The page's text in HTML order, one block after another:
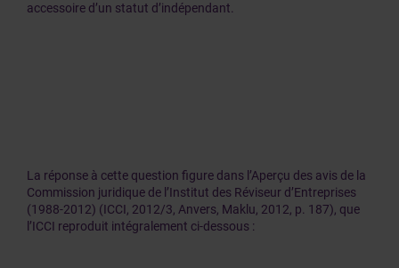
accessoire d’un statut d’indépendant.
La réponse à cette question figure dans l’Aperçu des avis de la
Commission juridique de l’Institut des Réviseur d’Entreprises
(1988-2012) (ICCI, 2012/3, Anvers, Maklu, 2012, p. 187), que
l’ICCI reproduit intégralement ci-dessous :